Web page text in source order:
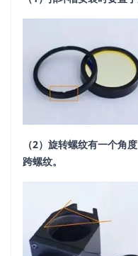
（2）旋转螺纹有一个角
跨螺纹。